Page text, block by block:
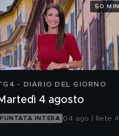
- DIARIO DEL GIORNO
4 agosto
PUNTATA INTERA 04 ago | Rete 4
50 MIN